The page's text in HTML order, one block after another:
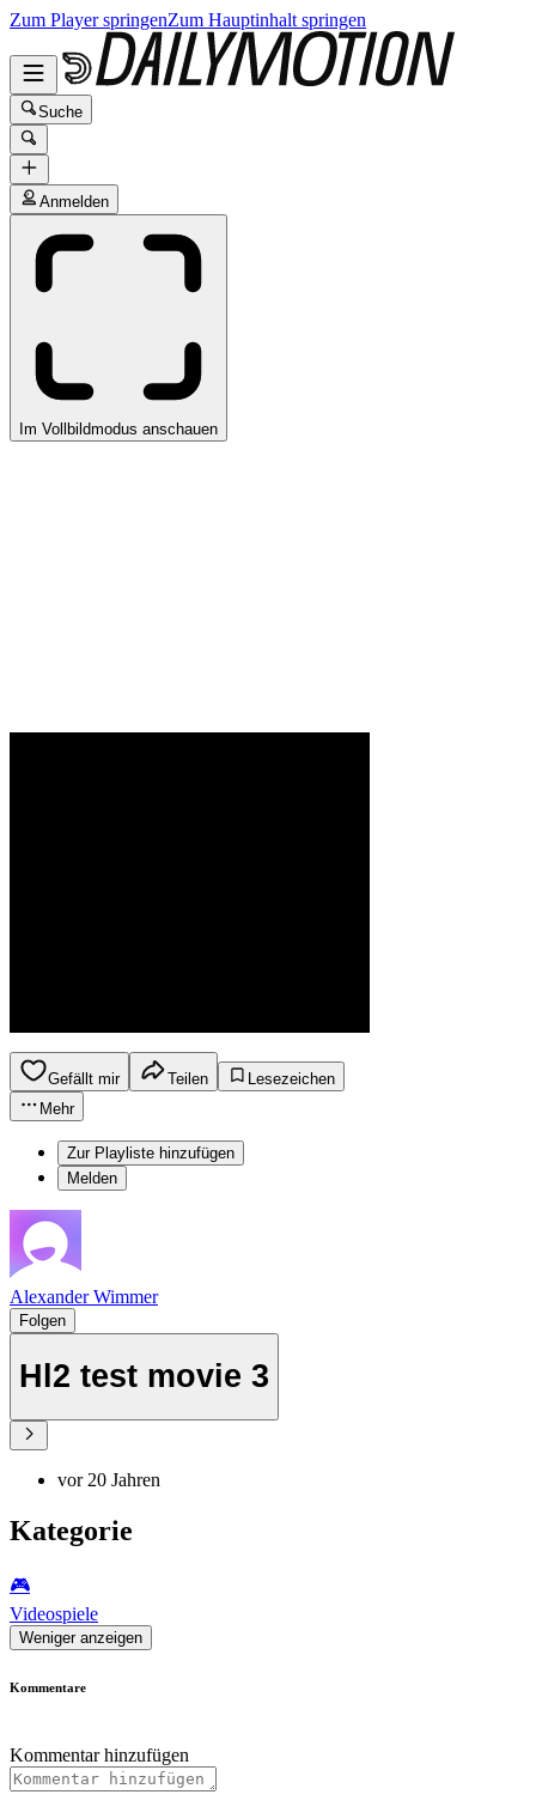
Zum Player springenZum Hauptinhalt springen
Suche
Anmelden
Im Vollbildmodus anschauen
Gefällt mir Teilen
Lesezeichen
Mehr
Zur Playliste hinzufügen
Melden
Alexander Wimmer
Folgen
Hl2 test movie 3
vor 20 Jahren
Kategorie
🎮️
Videospiele
Weniger anzeigen
Kommentare
Kommentar hinzufügen